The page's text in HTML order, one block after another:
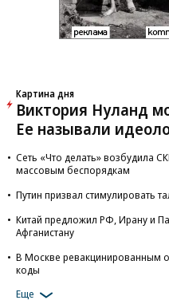
Картина дня
Виктория Нуланд
Ее называли
Сеть «Что делать» возбудила
массовым беспорядкам
Путин призвал стимулировать
Китай предложил РФ, Ирану и
Афганистану
В Москве ревакцинированным
коды
Еще